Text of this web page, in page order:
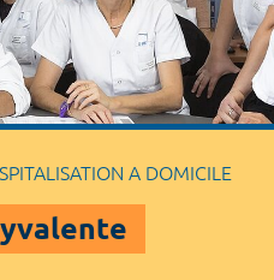
A DOMICILE